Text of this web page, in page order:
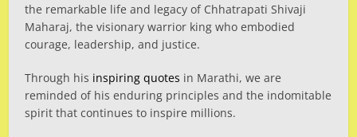
the remarkable life and legacy of Chhatrapati Shivaji
Maharaj, the visionary warrior king who embodied
courage, leadership, and justice.
Through his inspiring quotes in Marathi, we are
reminded of his enduring principles and the indomitable
spirit that continues to inspire millions.